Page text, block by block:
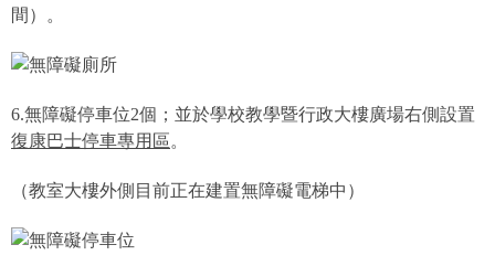
間）。
6.無障礙停車位2個；並於學校教學暨行政大樓廣場右側設置
復康巴士停車專用區。
（教室大樓外側目前正在建置無障礙電梯中）